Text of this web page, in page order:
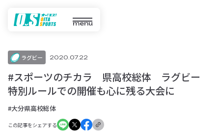
menu
ラグビー 2020.07.22
#スポーツのチカラ 県高校総体 ラグビー
特別ルールでの開催も心に残る大会に
#大分県高校総体
この記事をシェアする